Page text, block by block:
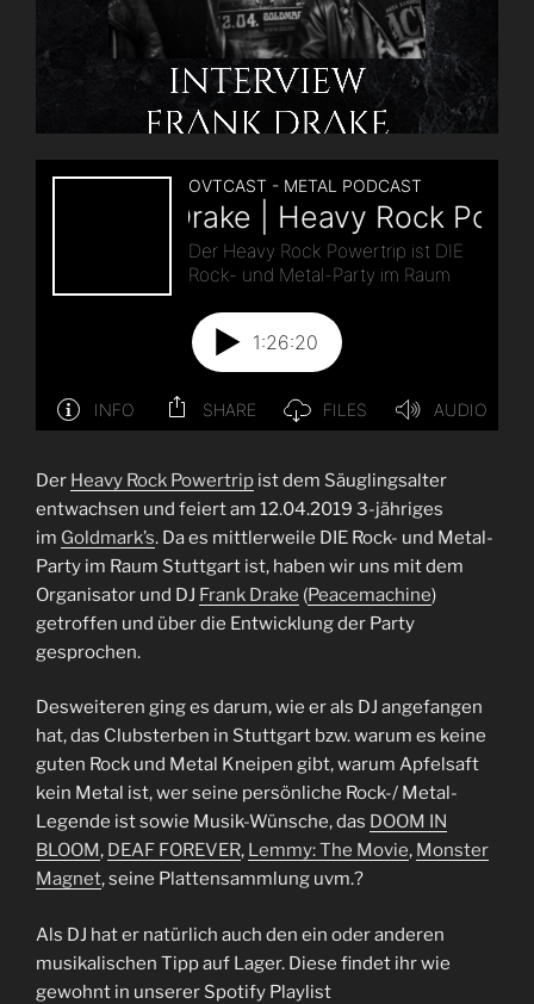
Der Heavy Rock Powertrip ist dem Säuglingsalter
entwachsen und feiert am 12.04.2019 3-jähriges
im Goldmark’s. Da es mittlerweile DIE Rock- und Metal-
Party im Raum Stuttgart ist, haben wir uns mit dem
Organisator und DJ Frank Drake (Peacemachine)
getroffen und über die Entwicklung der Party
gesprochen.
Desweiteren ging es darum, wie er als DJ angefangen
hat, das Clubsterben in Stuttgart bzw. warum es keine
guten Rock und Metal Kneipen gibt, warum Apfelsaft
kein Metal ist, wer seine persönliche Rock-/ Metal-
Legende ist sowie Musik-Wünsche, das DOOM IN
BLOOM, DEAF FOREVER, Lemmy: The Movie, Monster
Magnet, seine Plattensammlung uvm.?
Als DJ hat er natürlich auch den ein oder anderen
musikalischen Tipp auf Lager. Diese findet ihr wie
gewohnt in unserer Spotify Playlist